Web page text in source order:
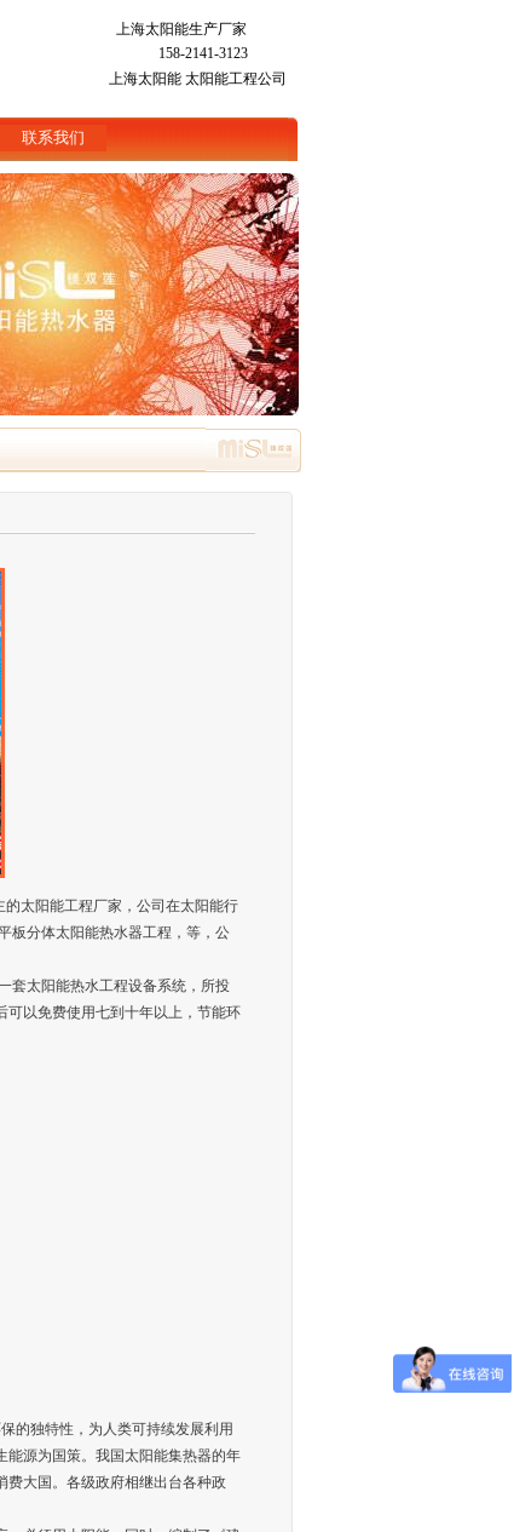
上海太阳能生产厂家
158-2141-3123
上海太阳能 太阳能工程公司
联系我们
的太阳能工程厂家，公司在太阳能行
板分体太阳能热水器工程，等，公
套太阳能热水工程设备系统，所投
可以免费使用七到十年以上，节能环
的独特性，为人类可持续发展利用
能源为国策。我国太阳能集热器的年
费大国。各级政府相继出台各种政